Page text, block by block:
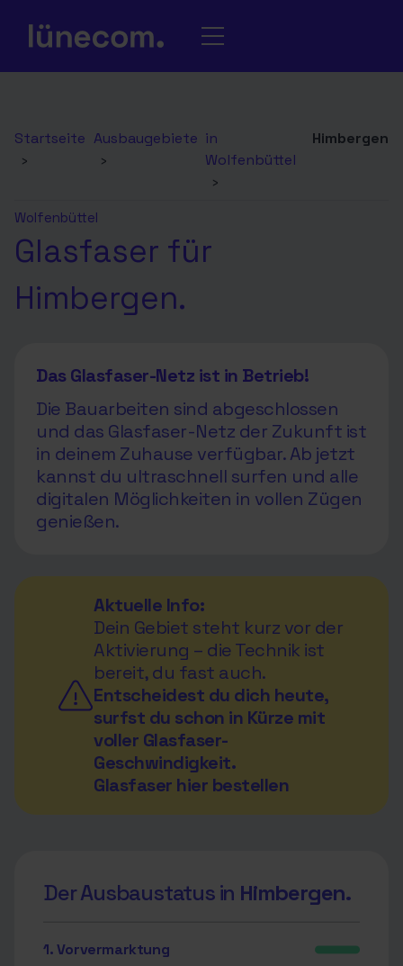
Startseite
›
Ausbaugebiete
›
in
Wolfenbüttel
›
Himbergen
Wolfenbüttel
Glasfaser für
Himbergen.
Das Glasfaser-Netz ist in Betrieb!
Die Bauarbeiten sind abgeschlossen
und das Glasfaser-Netz der Zukunft ist
in deinem Zuhause verfügbar. Ab jetzt
kannst du ultraschnell surfen und alle
digitalen Möglichkeiten in vollen Zügen
genießen.
Aktuelle Info:
Dein Gebiet steht kurz vor der
Aktivierung – die Technik ist
bereit, du fast auch.
Entscheidest du dich heute,
surfst du schon in Kürze mit
voller Glasfaser-
Geschwindigkeit.
Glasfaser hier bestellen
Der Ausbaustatus in Himbergen.
1. Vorvermarktung